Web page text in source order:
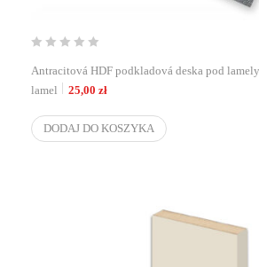
Antracitová HDF podkladová deska pod
lamel
25,00 zł
DODAJ DO KOSZYKA